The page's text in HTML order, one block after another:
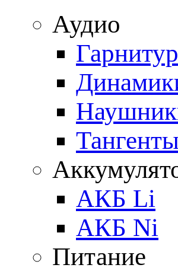
Аудио
Тангенты
АКБ Li
АКБ Ni
Питание